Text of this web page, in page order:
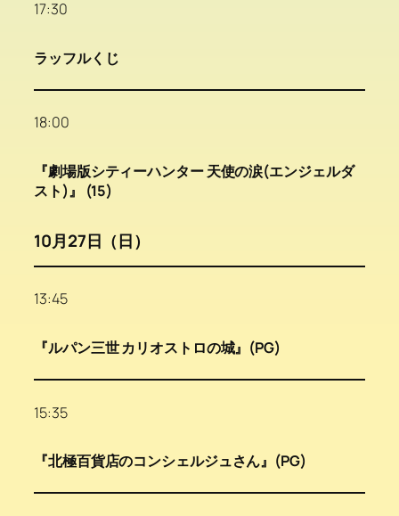
17:30
ラッフルくじ
18:00
『劇場版シティーハンター 天使の涙(エンジェルダ
スト)』 (15)
10月27日（日）
13:45
『ルパン三世 カリオストロの城』(PG)
15:35
『北極百貨店のコンシェルジュさん』(PG)